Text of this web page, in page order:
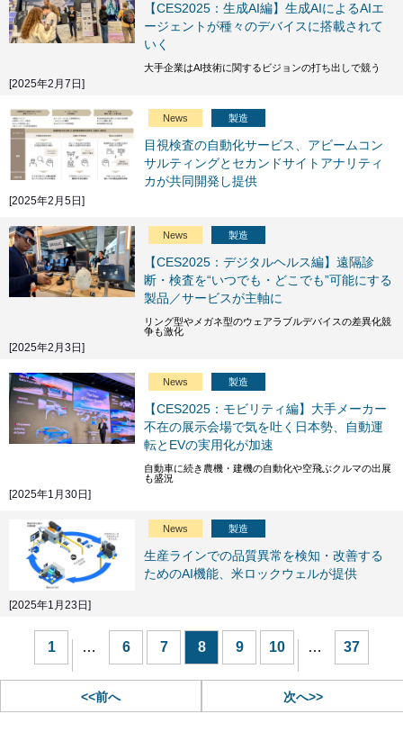
【CES2025：生成AI編】生成AIによるAIエ
ージェントが種々のデバイスに搭載されて
いく
大手企業はAI技術に関するビジョンの打ち出しで競う
[2025年2月7日]
News 製造
目視検査の自動化サービス、アビームコン
サルティングとセカンドサイトアナリティ
カが共同開発し提供
[2025年2月5日]
News 製造
【CES2025：デジタルヘルス編】遠隔診
断・検査を“いつでも・どこでも”可能にする
製品／サービスが主軸に
リング型やメガネ型のウェアラブルデバイスの差異化競
争も激化
[2025年2月3日]
News 製造
【CES2025：モビリティ編】大手メーカー
不在の展示会場で気を吐く日本勢、自動運
転とEVの実用化が加速
自動車に続き農機・建機の自動化や空飛ぶクルマの出展
も盛況
[2025年1月30日]
News 製造
生産ラインでの品質異常を検知・改善する
ためのAI機能、米ロックウェルが提供
[2025年1月23日]
<<前へ
1 … 6 7 8 9 10 … 37
次へ>>